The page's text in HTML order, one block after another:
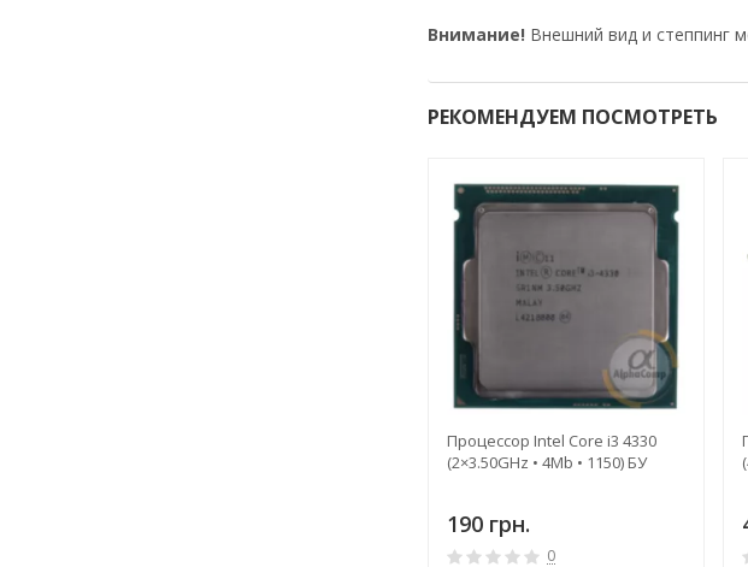
Внимание! Внешний вид и степпинг
РЕКОМЕНДУЕМ ПОСМОТРЕТЬ
Процессор Intel Core i3 4330
(2×3.50GHz • 4Mb • 1150) БУ
190 грн.
0